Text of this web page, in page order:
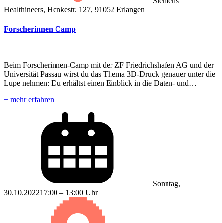
Healthineers, Henkestr. 127, 91052 Erlangen
Forscherinnen Camp
Beim Forscherinnen-Camp mit der ZF Friedrichshafen AG und der
Universität Passau wirst du das Thema 3D-Druck genauer unter die
Lupe nehmen: Du erhältst einen Einblick in die Daten- und…
+ mehr erfahren
Sonntag,
30.10.202217:00 – 13:00 Uhr